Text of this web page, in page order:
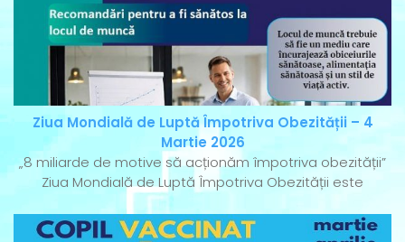
Ziua Mondială de Luptă Împotriva Obezității – 4
Martie 2026
„8 miliarde de motive să acționăm împotriva obezității”
Ziua Mondială de Luptă Împotriva Obezității este